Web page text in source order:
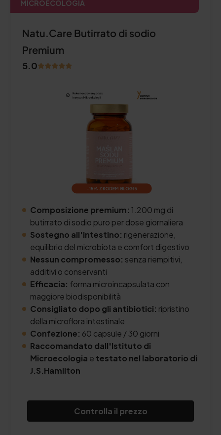
MICROECOLOGIA
Natu.Care Butirrato di sodio
Premium
5.0
Composizione premium: 1.200 mg di
butirrato di sodio puro per dose giornaliera
Sostegno all'intestino: rigenerazione,
equilibrio del microbiota e comfort digestivo
Nessun compromesso: senza riempitivi,
additivi o conservanti
Efficacia: forma microincapsulata con
maggiore biodisponibilità
Consigliato dopo gli antibiotici: ripristino
della microflora intestinale
Confezione: 60 capsule / 30 giorni
Raccomandato dall'Istituto di
Microecologia e testato nel laboratorio di
J.S.Hamilton
Controlla il prezzo